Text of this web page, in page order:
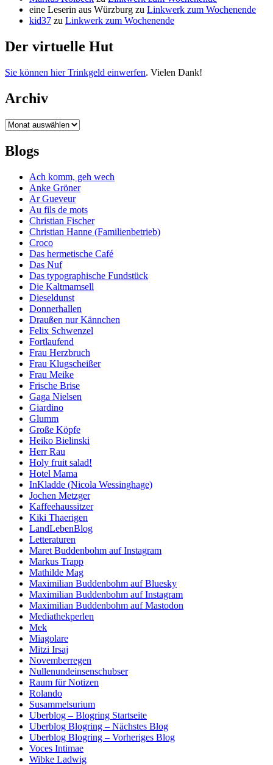
eine Leserin aus Würzburg zu Linkwerk zum Wochenende
kid37 zu Linkwerk zum Wochenende
Der virtuelle Hut
Sie können hier Trinkgeld einwerfen. Vielen Dank!
Archiv
Archiv
Blogs
Ach komm, geh wech
Anke Gröner
Ar Gueveur
Au fils de mots
Christian Fischer
Christian Hanne (Familienbetrieb)
Croco
Das hermetische Café
Das Nuf
Das typographische Fundstück
Die Kaltmamsell
Dieseldunst
Donnerhallen
Draußen nur Kännchen
Felix Schwenzel
Fortlaufend
Frau Herzbruch
Frau Klugscheißer
Frau Meike
Frische Brise
Gaga Nielsen
Giardino
Glumm
Große Köpfe
Heiko Bielinski
Herr Rau
Holy fruit salad!
Hotel Mama
InKladde (Nicola Wessinghage)
Jochen Metzger
Kaffeehaussitzer
Kiki Thaerigen
LandLebenBlog
Letteraturen
Maret Buddenbohm auf Instagram
Markus Trapp
Mathilde Mag
Maximilian Buddenbohm auf Bluesky
Maximilian Buddenbohm auf Instagram
Maximilian Buddenbohm auf Mastodon
Mediathekperlen
Mek
Miagolare
Mitzi Irsaj
Novemberregen
Nullenundeinsenschubser
Raum für Notizen
Rolando
Susammelsurium
Uberblog – Blogring Startseite
Uberblog Blogring – Nächstes Blog
Uberblog Blogring – Vorheriges Blog
Voces Intimae
Wibke Ladwig